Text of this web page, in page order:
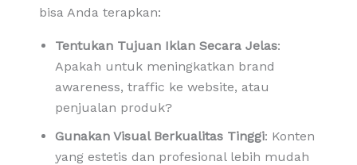
bisa Anda terapkan:
Tentukan Tujuan Iklan Secara Jelas:
Apakah untuk meningkatkan brand
awareness, traffic ke website, atau
penjualan produk?
Gunakan Visual Berkualitas Tinggi: Konten
yang estetis dan profesional lebih mudah